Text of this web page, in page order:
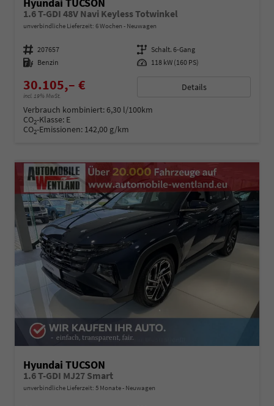
Hyundai TUCSON
1.6 T-GDI 48V Navi Keyless Totwinkel
unverbindliche Lieferzeit: 6 Wochen Neuwagen
Fahrzeugnummer 207657 Getriebe Schalt. 6-Gang
Kraftstoff Benzin Leistung 118 kW (160 PS)
30.105,– €
incl. 19% MwSt.
Details
Verbrauch kombiniert:6,30 l/100km
CO2-Klasse: E
CO2-Emissionen: 142,00 g/km
Hyundai TUCSON
1.6 T-GDI MJ27 Smart
unverbindliche Lieferzeit: 5 Monate Neuwagen